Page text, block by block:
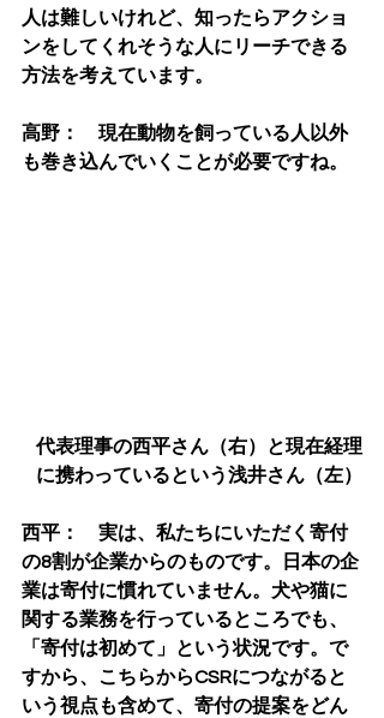
人は難しいけれど、 知ったらアクショ
ンをしてくれそうな人にリーチできる
方法を考えています。
高野：　現在動物を飼っている人以外
も巻き込んでいくことが必要ですね。
代表理事の西平さん（右）と現在経理
に携わっているという浅井さん（左）
西平：　実は、私たちにいただく寄付
の8割が企業からのものです。日本の企
業は寄付に慣れていません。犬や猫に
関する業務を行っているところでも、
「寄付は初めて」という状況です。で
すから、こちらからCSRにつながると
いう視点も含めて、寄付の提案をどん